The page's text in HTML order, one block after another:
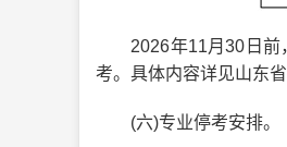
2026年11月30日前，
考。具体内容详见山东
(六)专业停考安排。